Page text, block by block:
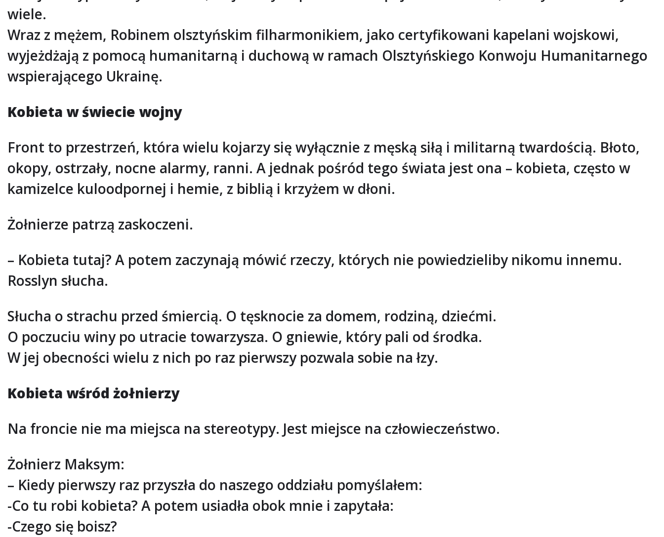
wiele.
Wraz z mężem, Robinem olsztyńskim filharmonikiem, jako certyfikowani kapelani wojskowi,
wyjeżdżają z pomocą humanitarną i duchową w ramach Olsztyńskiego Konwoju Humanitarnego
wspierającego Ukrainę.
Kobieta w świecie wojny
Front to przestrzeń, która wielu kojarzy się wyłącznie z męską siłą i militarną twardością. Błoto,
okopy, ostrzały, nocne alarmy, ranni. A jednak pośród tego świata jest ona – kobieta, często w
kamizelce kuloodpornej i hemie, z biblią i krzyżem w dłoni.
Żołnierze patrzą zaskoczeni.
– Kobieta tutaj? A potem zaczynają mówić rzeczy, których nie powiedzieliby nikomu innemu.
Rosslyn słucha.
Słucha o strachu przed śmiercią. O tęsknocie za domem, rodziną, dziećmi.
O poczuciu winy po utracie towarzysza. O gniewie, który pali od środka.
W jej obecności wielu z nich po raz pierwszy pozwala sobie na łzy.
Kobieta wśród żołnierzy
Na froncie nie ma miejsca na stereotypy. Jest miejsce na człowieczeństwo.
Żołnierz Maksym:
– Kiedy pierwszy raz przyszła do naszego oddziału pomyślałem:
-Co tu robi kobieta? A potem usiadła obok mnie i zapytała:
-Czego się boisz?